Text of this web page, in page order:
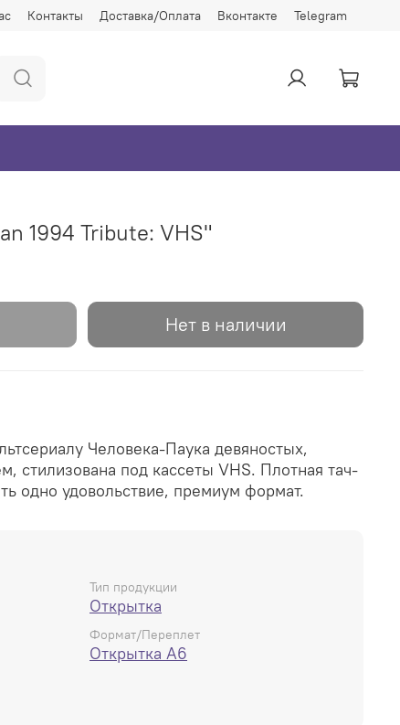
Контакты Доставка/Оплата Вконтакте Telegram
1994 Tribute: VHS"
Нет в наличии
Человека-Паука девяностых,
стилизована под кассеты VHS. Плотная тач-
одно удовольствие, премиум формат.
Тип продукции
Открытка
Формат/Переплет
Открытка А6